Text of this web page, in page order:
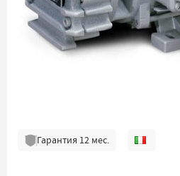
Гарантия 12мес.